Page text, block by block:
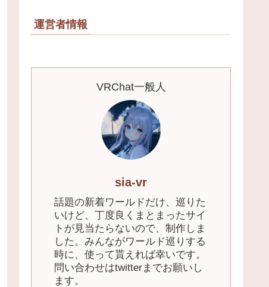
運営者情報
VRChat一般人
sia-vr
話題の新着ワールドだけ、巡りた
いけど、丁度良くまとまったサイ
トが見当たらないので、制作しま
した。みんながワールド巡りする
時に、使って貰えれば幸いです。
問い合わせはtwitterまでお願いし
ます。